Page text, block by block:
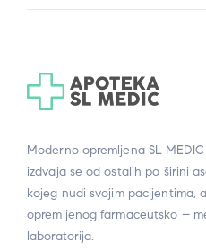
Moderno opremljena SL
izdvaja se od ostalih po širini
kojeg nudi svojim pacijentima,
opremljenog farmaceutsko –
laboratorija.